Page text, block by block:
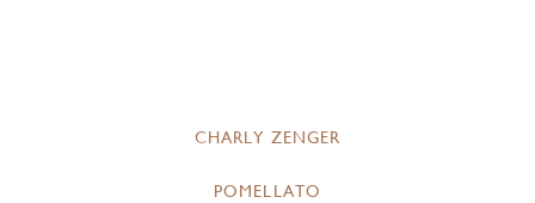
CHARLY ZENGER
POMELLATO